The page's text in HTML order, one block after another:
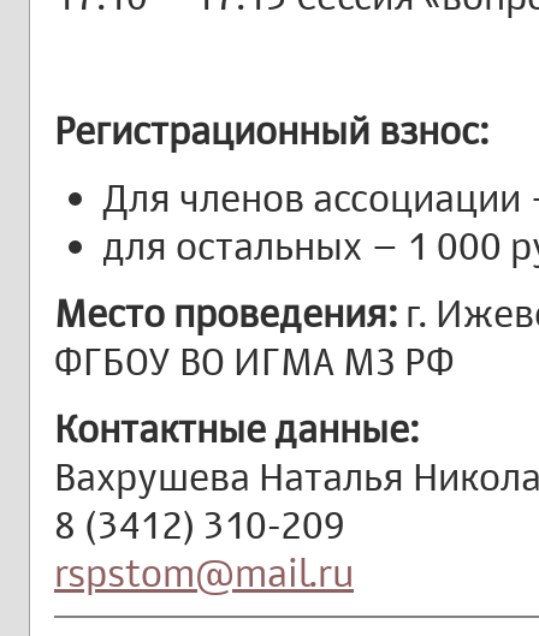
Регистрационный взнос:
Для членов ассоциации
для остальных – 1 000
Место проведения: г.
ФГБОУ ВО ИГМА МЗ РФ
Контактные данные:
Вахрушева Наталья
8 (3412) 310-209
rspstom@mail.ru